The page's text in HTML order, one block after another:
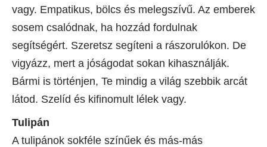
vagy. Empatikus, bölcs és melegszívű. Az emberek
sosem csalódnak, ha hozzád fordulnak
segítségért. Szeretsz segíteni a rászorulókon. De
vigyázz, mert a jóságodat sokan kihasználják.
Bármi is történjen, Te mindig a világ szebbik arcát
látod. Szelíd és kifinomult lélek vagy.
Tulipán
A tulipánok sokféle színűek és más-más